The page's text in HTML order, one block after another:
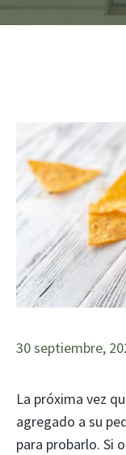
30 septiembre,
La próxima vez
agregado a su
para probarlo. Si